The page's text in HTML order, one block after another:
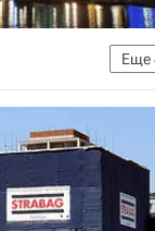
Еще
МЧС России (Министерство РФ по делам гражданской обороны, чрезвычайным ситуациям и ликвидации последствий стихийных бедствий)